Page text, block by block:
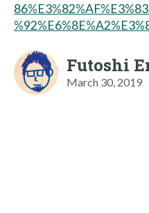
Futoshi
March 30, 2019